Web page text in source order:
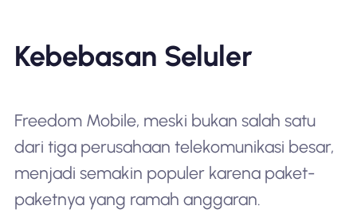
Kebebasan Seluler
Freedom Mobile, meski bukan salah satu
dari tiga perusahaan telekomunikasi besar,
menjadi semakin populer karena paket-
paketnya yang ramah anggaran.